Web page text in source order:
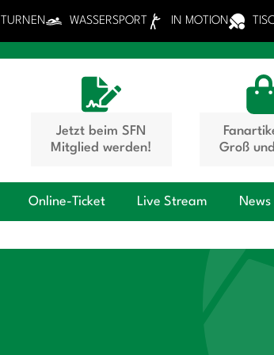
TURNEN WASSERSPORT IN MOTION
Jetzt beim SFN
Mitglied werden!
Groß
Online-Ticket Live Stream News